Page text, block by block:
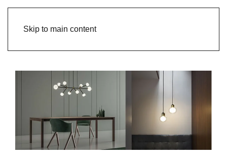
Skip to main content